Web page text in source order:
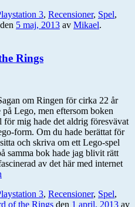
3, Recensioner, Spel,
den 5 maj, 2013 av Mikael.
Rings
om Ringen för cirka 22 år
Lego, men eftersom boken
mig hade det aldrig föresvävat
form. Om du hade berättat för
och skriva om ett Lego-spel
samma bok hade jag blivit rätt
av det här med internet
3, Recensioner, Spel,
of the Rings den 1 april, 2013 av